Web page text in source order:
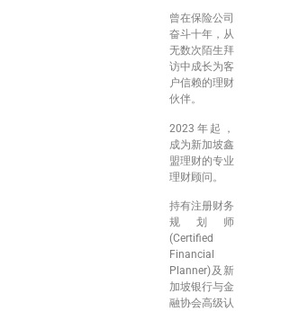
曾在保险公司
奋斗十年，从
无数次陌生拜
访中成长为客
户信赖的理财
伙伴。
2023年起，
成为新加坡鑫
盟理财的专业
理财顾问。
持有注册财务
规划师
(Certified
Financial
Planner)及新
加坡银行与金
融协会高级认